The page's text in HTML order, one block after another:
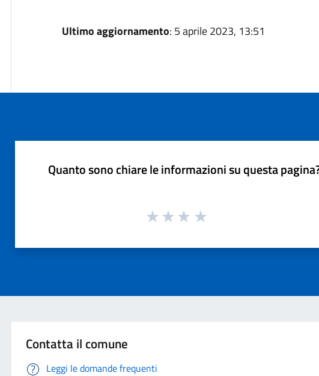
Ultimo aggiornamento: 5 aprile 2023, 13:51
Quanto sono chiare le informazioni su questa
Contatta il comune
Leggi le domande frequenti